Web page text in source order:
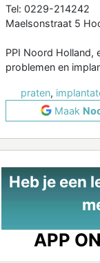
Tel: 0229-214242
Maelsonstraat 5
PPI Noord Holland,
problemen en
praten,
Maak
Heb je een
APP